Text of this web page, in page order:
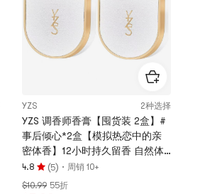
星
YZS 2种选择
YZS 调香师香膏【囤货装 2盒】#
事后倾心*2盒【模拟热恋中的亲
密体香】12小时持久留香 自然体
香 固体香水 敏感肌可用玫瑰 约会
小心机香水 让男朋友上头的味道
4.8
评
分
(5) · 周销 10+
$10.99 55折